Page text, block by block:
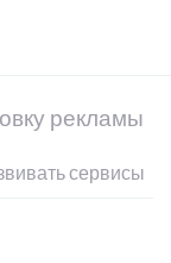
рекламы